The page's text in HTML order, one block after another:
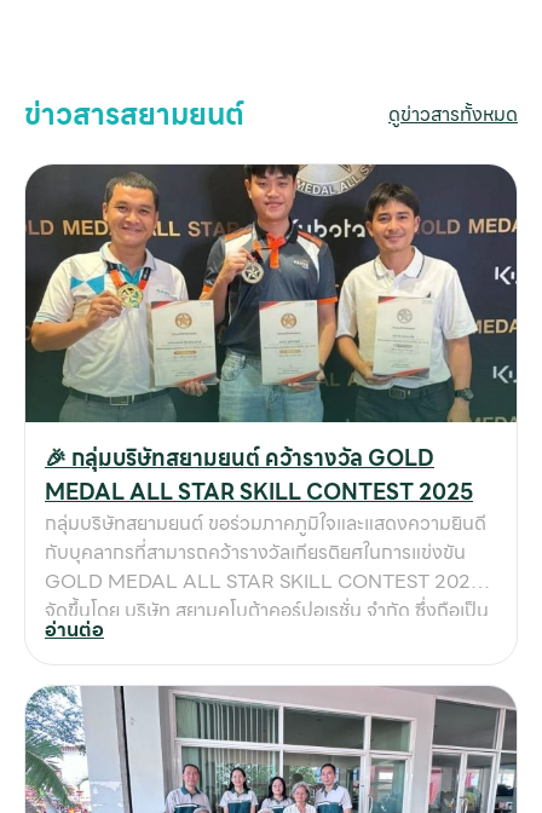
ข่าวสารสยามยนต์ ดูข่าวสารทั้งหมด
🎉 กลุ่มบริษัทสยามยนต์ คว้ารางวัล GOLD
MEDAL ALL STAR SKILL CONTEST 2025
กลุ่มบริษัทสยามยนต์ ขอร่วมภาคภูมิใจและแสดงความยินดี
กับบุคลากรที่สามารถคว้ารางวัลเกียรติยศในการแข่งขัน
GOLD MEDAL ALL STAR SKILL CONTEST 2025
จัดขึ้นโดย บริษัท สยามคูโบต้าคอร์ปอเรชั่น จำกัด ซึ่งถือเป็น
เวทีการแข่งขันทักษะระดับประเทศ ที่คัดเลือกผู้เข้าแข่งขัน
จากทั่วประเทศ มาประชันความรู้ ความสามารถ และความ
เชี่ยวชาญในสายงานต่าง ๆ 🏆 ในปีนี้ บุคลากรของกลุ่ม
บริษัทสยามยนต์สามารถสร้างชื่อเสียงและผลงานที่โดดเด่น
โดยได้รับรางวัลดังนี้ การได้รับรางวัลครั้งนี้ ไม่เพียงเป็น
ความสำเร็จของบุคลากรแต่ละท่านเท่านั้น แต่ยังเป็นหลักฐาน
อ่านต่อ
ข
บ
ข
เ
กั
ติ